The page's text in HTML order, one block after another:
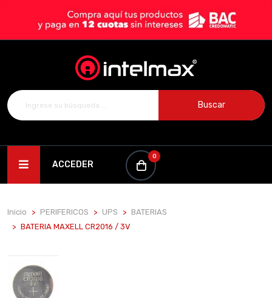
Buscar
ACCEDER
0
Inicio PERIFERICOS UPS
BATERIAS
BATERIA MAXELL CR2016 / 3V